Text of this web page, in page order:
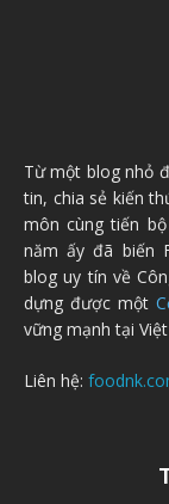
Từ một blog nhỏ
tin, chia sẻ kiến
môn cùng tiến
năm ấy đã biến
blog uy tín về
dựng được một
vững mạnh tại
Liên hệ: